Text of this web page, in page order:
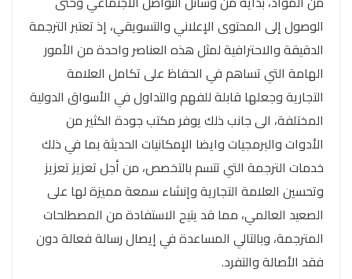
الوصول إلى المحتوى الإعلاني والتسويقي، إذ تعتبر الترجمة
الدقيقة والاحترافية لمثل هذه العناصر واحدة من الأمور
الهامة التي تساهم في الحفاظ على تكامل العلامة
التجارية وجعلها قابلة للفهم والتداول في الأسواق الدولية
المختلفة، الى جانب ذلك يوفر مكتب جودة الكثير من
الأدوات والبرمجيات وايضا الإمكانيات الحديثة بما في ذلك
خدمات الترجمة التي تتسم بالتخصص، من أجل تعزيز تعزيز
وتحسين العلامة التجارية وإنشاء سمعة مميزة لها على
الصعيد العالمي، مما قد يتيح الاستفادة من المصطلحات
المترجمة، وبالتالي المساعدة في إيصال رسالة فعالة دون
فقد الأصالة والتفرد.